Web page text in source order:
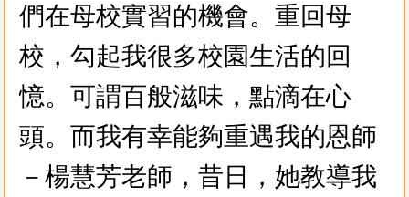
們在母校實習的機會。重回母
校，勾起我很多校園生活的回
憶。可謂百般滋味，點滴在心
頭。而我有幸能夠重遇我的恩師
－楊慧芳老師，昔日，她教導我